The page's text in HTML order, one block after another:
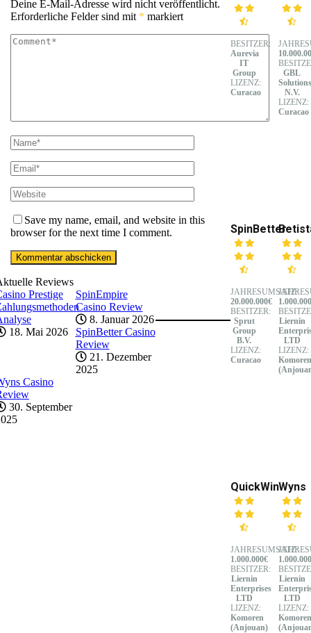
Deine E-Mail-Adresse wird nicht veröffentlicht.
Erforderliche Felder sind mit * markiert
Save my name, email, and website in this
browser for the next time I comment.
BESITZER:
Aurevia
IT
Group
LIZENZ:
Curacao
GBL
Solutions
N.V.
LIZENZ:
Curacao
SpinBetter
JAHRESUMSATZ:
20.000.000€
BESITZER:
Sprut
Group
B.V.
LIZENZ:
Curacao
Liernin
LTD
LIZENZ:
Komoren
QuickWin
JAHRESUMSATZ:
1.000.000€
BESITZER:
Liernin
Enterprises
LTD
LIZENZ:
Komoren
(Anjouan)
Wyns
Liernin
LTD
LIZENZ:
Komoren
Reviews
Prestige
18. Mai 2026
SpinEmpire
Casino Review
8. Januar 2026
SpinBetter Casino
Review
21. Dezember
2025
Casino
30. September